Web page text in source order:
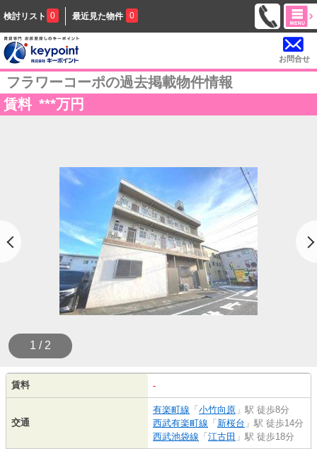
検討リスト 0 最近見た物件 0
お問合せ
フラワーコーポの過去掲載物件情報
賃料 ***万円
1 / 2
賃料 -
交通
有楽町線 「 小竹向原 」駅 徒歩8分
西武有楽町線 「 新桜台 」駅 徒歩14分
西武池袋線 「 江古田 」駅 徒歩18分